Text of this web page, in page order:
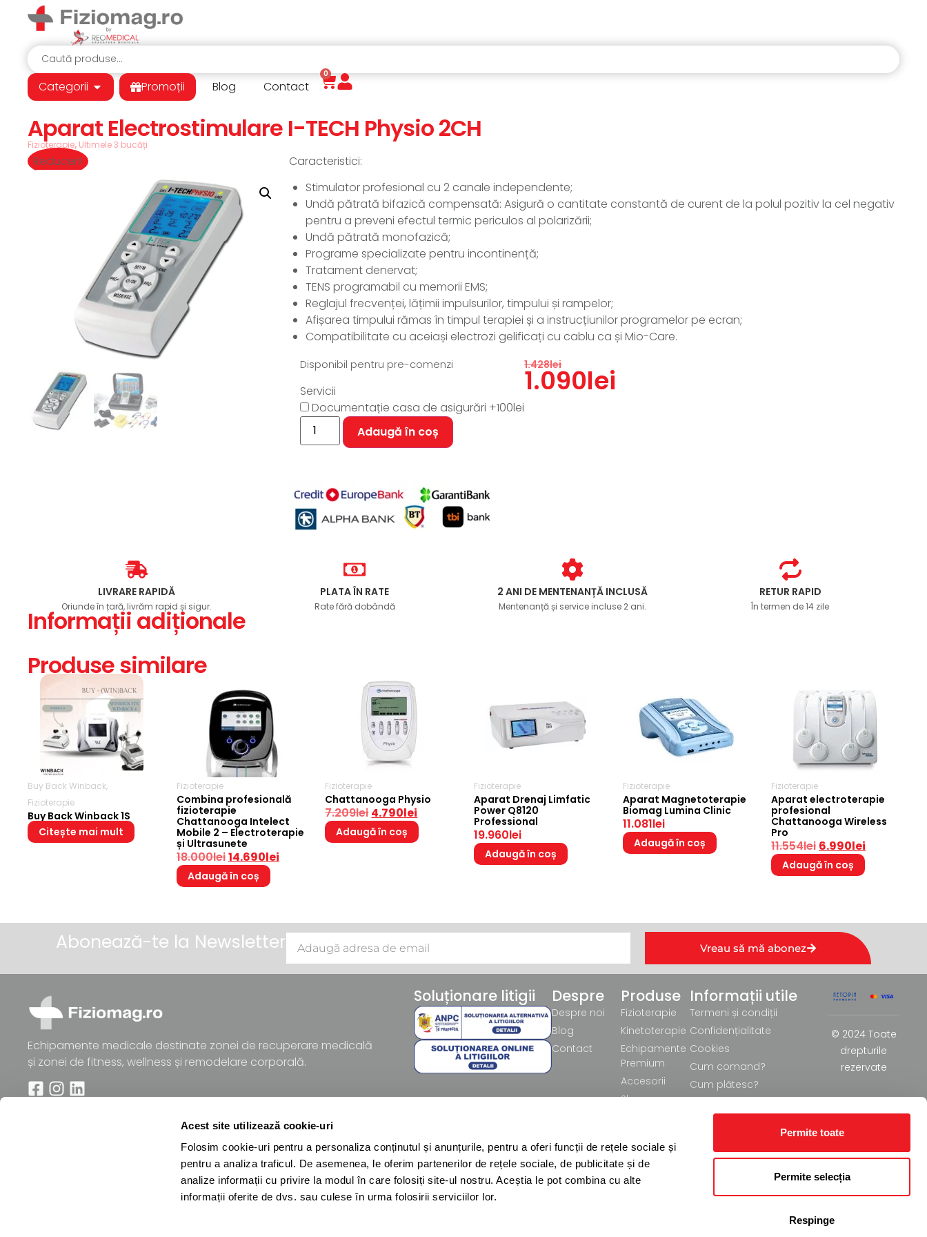
Acest site utilizează cookie-uri
Folosim cookie-uri pentru a personaliza conținutul și anunțurile, pentru a oferi funcții de rețele sociale și
pentru a analiza traficul. De asemenea, le oferim partenerilor de rețele sociale, de publicitate și de
analize informații cu privire la modul în care folosiți site-ul nostru. Aceștia le pot combina cu alte
informații oferite de dvs. sau culese în urma folosirii serviciilor lor.
Permite toate
Permite selecția
Respinge
Categorii Promoții Blog Contact
0
Aparat Electrostimulare I-TECH Physio 2CH
Fizioterapie, Ultimele 3 bucăți
Reduceri!
Caracteristici:
Stimulator profesional cu 2 canale independente;
Undă pătrată bifazică compensată: Asigură o cantitate constantă de curent de la polul pozitiv la cel negativ
pentru a preveni efectul termic periculos al polarizării;
Undă pătrată monofazică;
Programe specializate pentru incontinență;
Tratament denervat;
TENS programabil cu memorii EMS;
Reglajul frecvenței, lățimii impulsurilor, timpului și rampelor;
Afișarea timpului rămas în timpul terapiei și a instrucțiunilor programelor pe ecran;
Compatibilitate cu aceiași electrozi gelificați cu cablu ca și Mio-Care.
Disponibil pentru pre-comenzi
Servicii
Documentație casa de asigurări +100lei
Adaugă în coș
1.428lei
1.090lei
LIVRARE RAPIDĂ
Oriunde în țară, livrăm rapid și sigur.
PLATA ÎN RATE
Rate fără dobândă
2 ANI DE MENTENANȚĂ INCLUSĂ
Mentenanță și service incluse 2 ani.
RETUR RAPID
În termen de 14 zile
Informații adiționale
Produse similare
Buy Back Winback,
Fizioterapie
Buy Back Winback 1S
Citește mai mult
Fizioterapie
Combina profesională
fizioterapie
Chattanooga Intelect
Mobile 2 – Electroterapie
și Ultrasunete
18.000lei14.690lei
Adaugă în coș
Fizioterapie
Chattanooga Physio
7.209lei4.790lei
Adaugă în coș
Fizioterapie
Aparat Drenaj Limfatic
Power Q8120
Professional
19.960lei
Adaugă în coș
Fizioterapie
Aparat Magnetoterapie
Biomag Lumina Clinic
11.081lei
Adaugă în coș
Fizioterapie
Aparat electroterapie
profesional
Chattanooga Wireless
Pro
11.554lei 6.990lei
Adaugă în coș
Abonează-te la Newsletter Vreau să mă abonez
Echipamente medicale destinate zonei de recuperare medicală
și zonei de fitness, wellness și remodelare corporală.
Soluționare litigii Despre
Despre noi
Blog
Contact
Produse
Fizioterapie
Kinetoterapie
Echipamente
Premium
Accesorii
Shop
Informații utile
Termeni și condiții
Confidențialitate
Cookies
Cum comand?
Cum plătesc?
retur/anulare
© 2024 Toate
drepturile
rezervate